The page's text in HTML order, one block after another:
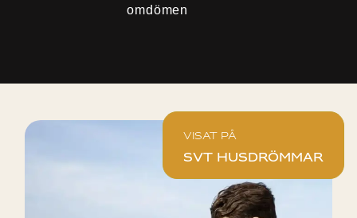
omdömen
Visat på
SVT Husdrömmar